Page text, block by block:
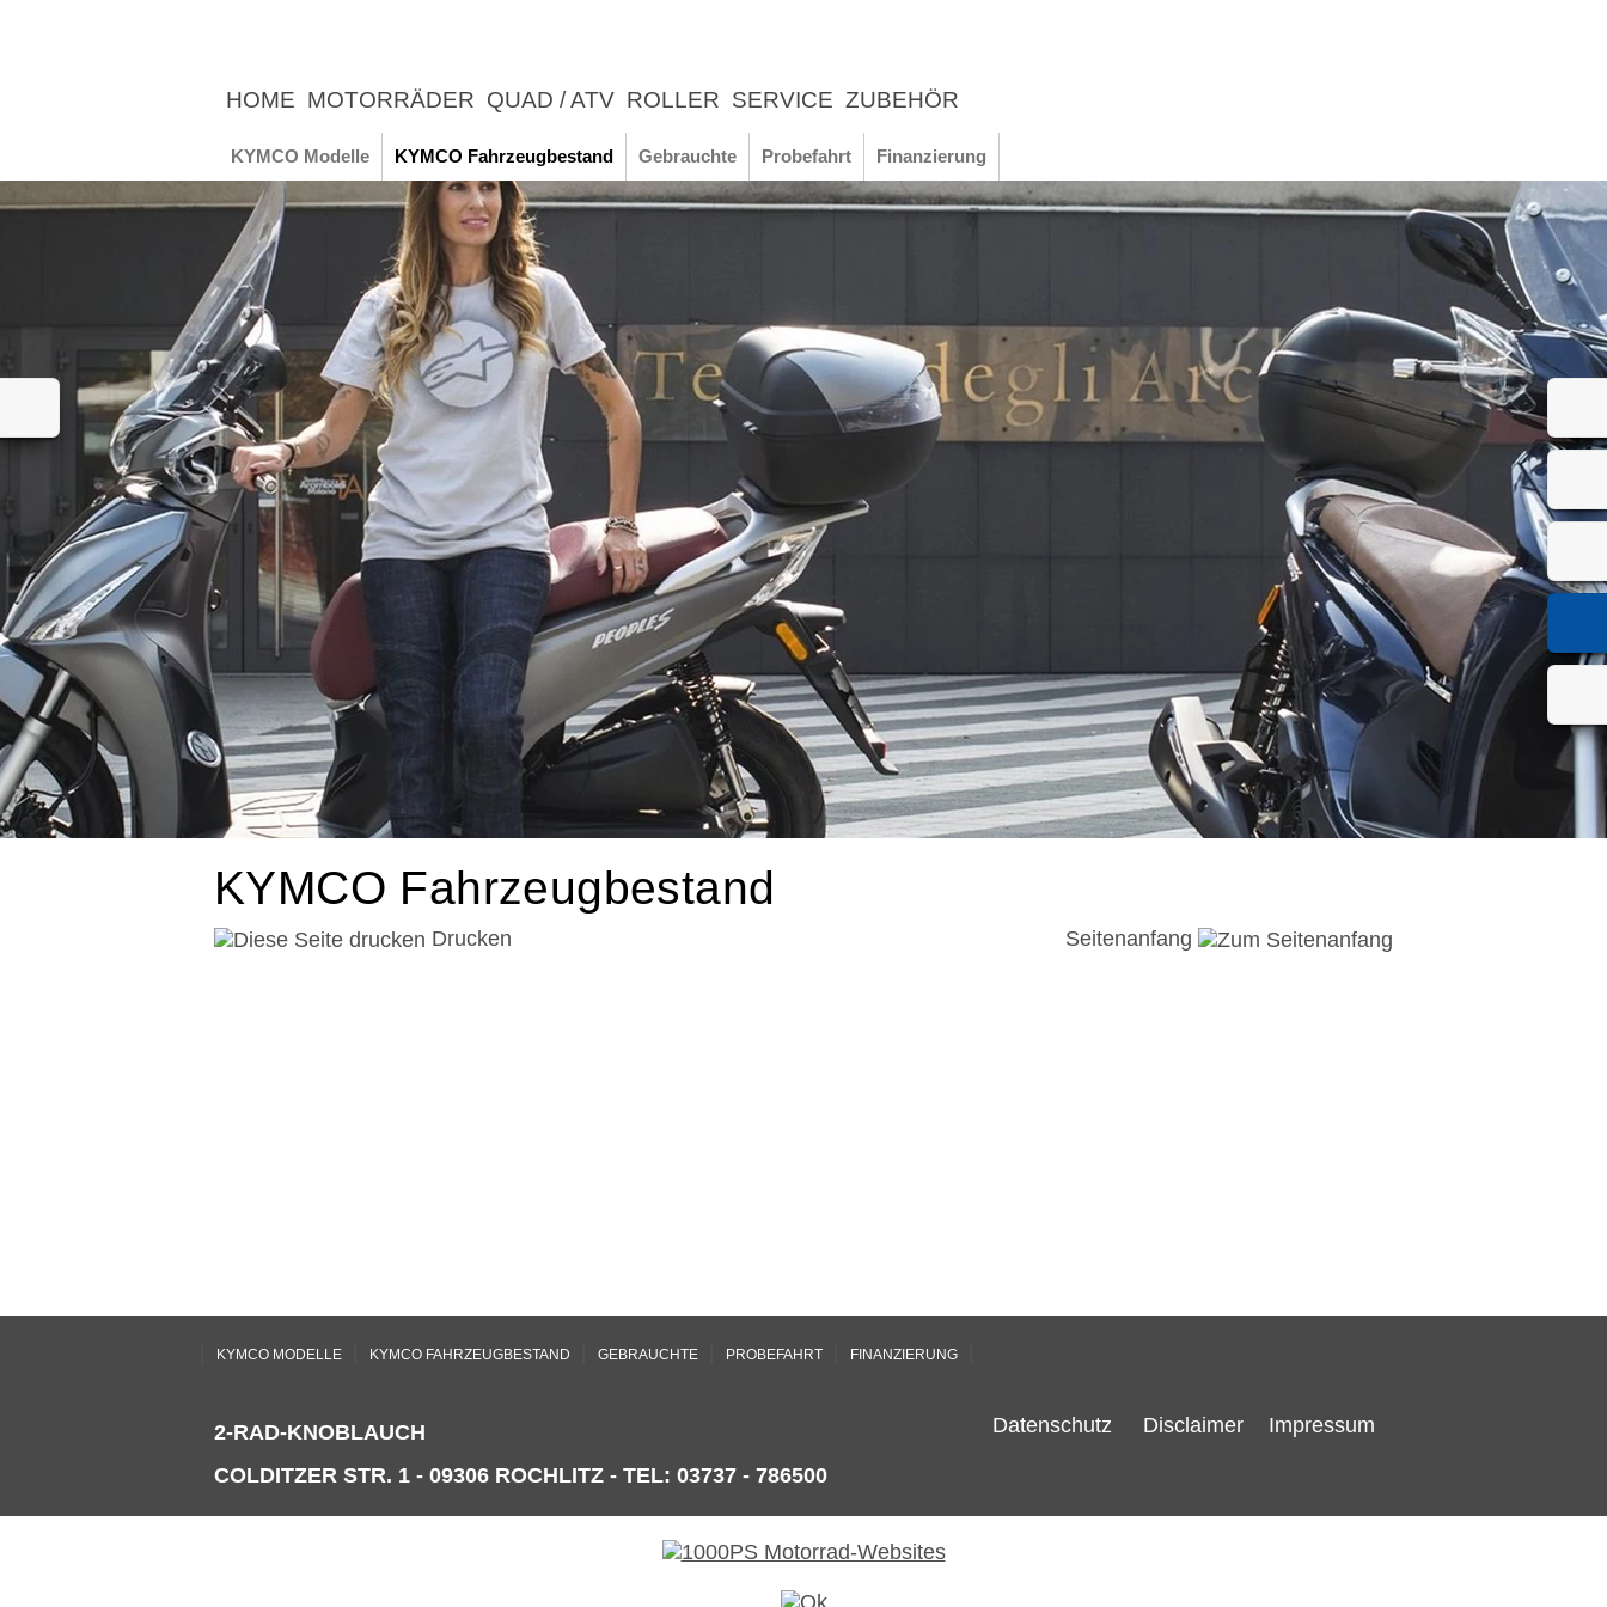
HOME MOTORRÄDER QUAD / ATV ROLLER SERVICE ZUBEHÖR
UNTERNEHMEN
KYMCO Modelle KYMCO Fahrzeugbestand Gebrauchte Probefahrt Finanzierung
KYMCO Fahrzeugbestand
Drucken Seitenanfang
KYMCO MODELLE KYMCO FAHRZEUGBESTAND GEBRAUCHTE PROBEFAHRT FINANZIERUNG
2-RAD-KNOBLAUCH
COLDITZER STR. 1 - 09306 ROCHLITZ - TEL: 03737 - 786500
Datenschutz Disclaimer Impressum